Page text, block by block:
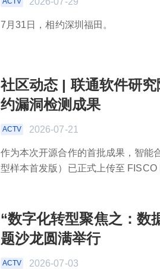
7月31日，相约深圳福田。
社区动态 | 联通软件研
约漏洞检测成果
ACTV 2026-07-21
作为本次开源合作的首批成果，智能
型样本首发版）已正式上传至 FISCO
“数字化转型聚焦之：数
题沙龙圆满举行
ACTV 2026-07-03